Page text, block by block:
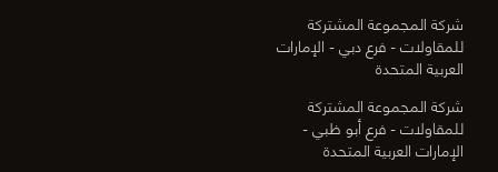
شركة المجموعة المشتركة
للمقاولات - فرع دبي - الإمارات
العربية المتحدة
شركة المجموعة المشتركة
للمقاولات - فرع أبو ظبي -
الإمارات العربية المتحدة